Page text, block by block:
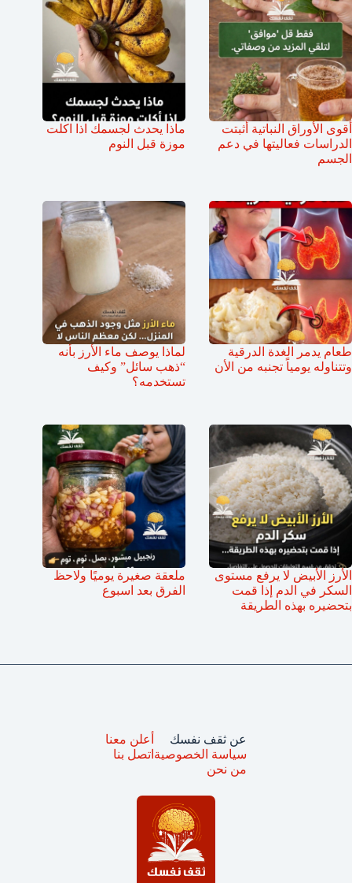
أقوى الأوراق النباتية أثبتت
الدراسات فعاليتها في دعم
الجسم
ماذا يحدث لجسمك اذا اكلت
موزة قبل النوم
طعام يدمر الغدة الدرقية
وتتناوله يومياً تجنبه من الأن
لماذا يوصف ماء الأرز بأنه
“ذهب سائل” وكيف
تستخدمه؟
الأرز الأبيض لا يرفع مستوى
السكر في الدم إذا قمت
بتحضيره بهذه الطريقة
ملعقة صغيرة يوميًا ولاحظ
الفرق بعد اسبوع
عن ثقف نفسك
سياسة الخصوصية
من نحن
أعلن معنا
اتصل بنا